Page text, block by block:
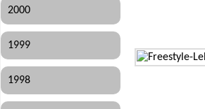
2000
1999
1998